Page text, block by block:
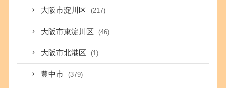
大阪市淀川区 (217)
大阪市東淀川区 (46)
大阪市北港区 (1)
豊中市 (379)